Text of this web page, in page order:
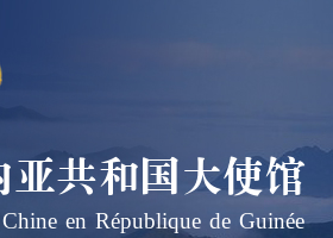
亚共和国大使馆
en République de Guinée